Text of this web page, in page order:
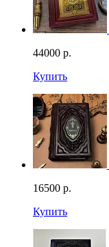
44000 р.
Купить
16500 р.
Купить